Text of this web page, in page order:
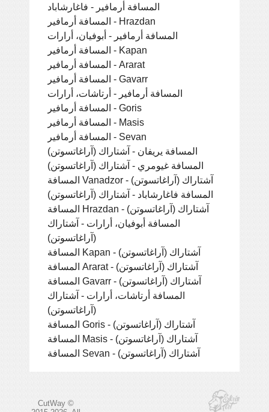
المسافة أرمافير - فاغارشاباد
المسافة أرمافير - Hrazdan
المسافة أرمافير - أبوفيان، أرارات
المسافة أرمافير - Kapan
المسافة أرمافير - Ararat
المسافة أرمافير - Gavarr
المسافة أرمافير - أرتاشات، أرارات
المسافة أرمافير - Goris
المسافة أرمافير - Masis
المسافة أرمافير - Sevan
المسافة يريفان - آشتاراك (آراغاتسوتن)
المسافة غيومري - آشتاراك (آراغاتسوتن)
المسافة Vanadzor - آشتاراك (آراغاتسوتن)
المسافة فاغارشاباد - آشتاراك (آراغاتسوتن)
المسافة Hrazdan - آشتاراك (آراغاتسوتن)
المسافة أبوفيان، أرارات - آشتاراك
(آراغاتسوتن)
المسافة Kapan - آشتاراك (آراغاتسوتن)
المسافة Ararat - آشتاراك (آراغاتسوتن)
المسافة Gavarr - آشتاراك (آراغاتسوتن)
المسافة أرتاشات، أرارات - آشتاراك
(آراغاتسوتن)
المسافة Goris - آشتاراك (آراغاتسوتن)
المسافة Masis - آشتاراك (آراغاتسوتن)
المسافة Sevan - آشتاراك (آراغاتسوتن)
CutWay ©